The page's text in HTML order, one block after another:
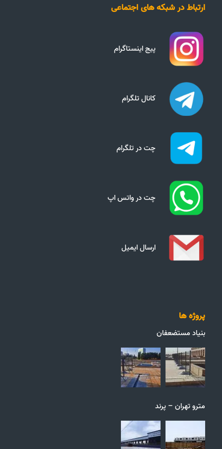
ارتباط در شبکه های اجتماعی
پیج اینستاگرام
کانال تلگرام
چت در تلگرام
چت در واتس اپ
ارسال ایمیل
پروژه ها
بنیاد مستضعفان
مترو تهران – پرند